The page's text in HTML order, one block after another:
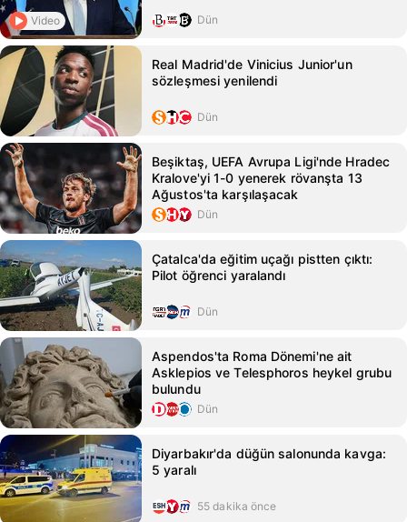
Video Dün
Real Madrid'de Vinicius Junior'un
sözleşmesi yenilendi
Dün
Beşiktaş, UEFA Avrupa Ligi'nde Hradec
Kralove'yi 1-0 yenerek rövanşta 13
Ağustos'ta karşılaşacak
Dün
Çatalca'da eğitim uçağı pistten çıktı:
Pilot öğrenci yaralandı
Dün
Aspendos'ta Roma Dönemi'ne ait
Asklepios ve Telesphoros heykel grubu
bulundu
Dün
Diyarbakır'da düğün salonunda kavga:
5 yaralı
55 dakika önce